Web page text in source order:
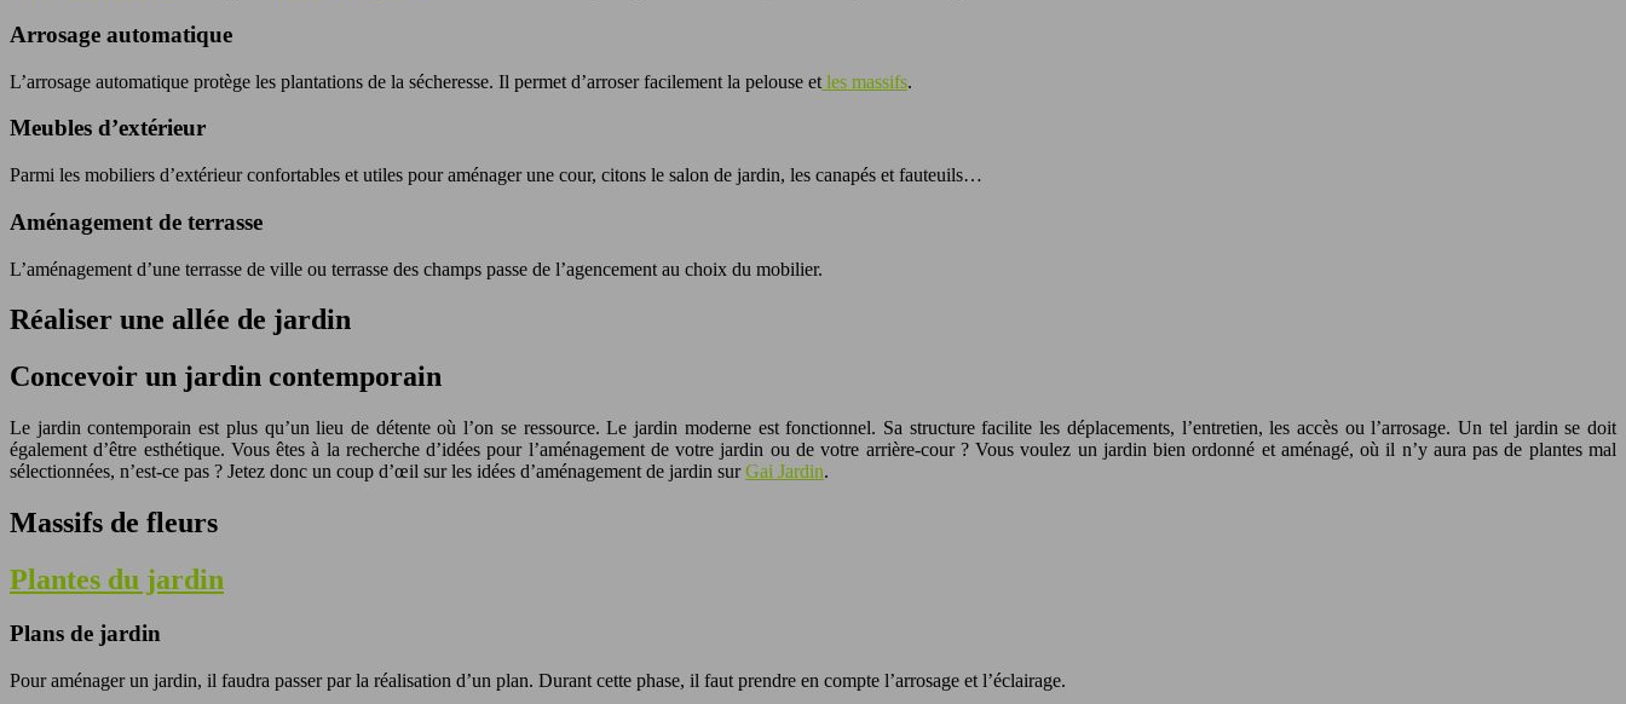
Arrosage automatique
L’arrosage automatique protège les plantations de la sécheresse. Il permet d’arroser facilement la pelouse et les massifs.
Meubles d’extérieur
Parmi les mobiliers d’extérieur confortables et utiles pour aménager une cour, citons le salon de jardin, les canapés et fauteuils…
Aménagement de terrasse
L’aménagement d’une terrasse de ville ou terrasse des champs passe de l’agencement au choix du mobilier.
Réaliser une allée de jardin
Concevoir un jardin contemporain
Le jardin contemporain est plus qu’un lieu de détente où l’on se ressource. Le jardin moderne est fonctionnel. Sa structure facilite les déplacements, l’entretien, les accès ou l’arrosage. Un tel jardin se doit
également d’être esthétique. Vous êtes à la recherche d’idées pour l’aménagement de votre jardin ou de votre arrière-cour ? Vous voulez un jardin bien ordonné et aménagé, où il n’y aura pas de plantes mal
sélectionnées, n’est-ce pas ? Jetez donc un coup d’œil sur les idées d’aménagement de jardin surGai Jardin.
Massifs de fleurs
Plantes du jardin
Plans de jardin
Pour aménager un jardin, il faudra passer par la réalisation d’un plan. Durant cette phase, il faut prendre en compte l’arrosage et l’éclairage.